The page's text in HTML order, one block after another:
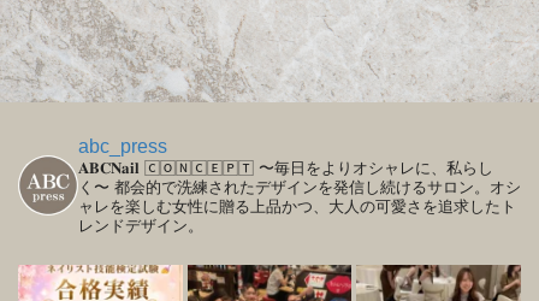
abc_press
𝐀𝐁𝐂𝐍𝐚𝐢𝐥 🄲🄾🄽🄲🄴🄿🅃 〜毎日をよりオシャレに、私らし
く〜 都会的で洗練されたデザインを発信し続けるサロン。オシ
ャレを楽しむ女性に贈る上品かつ、大人の可愛さを追求したト
レンドデザイン。